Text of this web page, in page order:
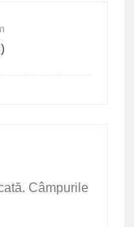
Câmpurile